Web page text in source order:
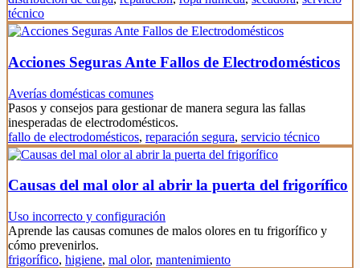
técnico
Acciones Seguras Ante Fallos de Electrodomésticos
Averías domésticas comunes
Pasos y consejos para gestionar de manera segura las fallas
inesperadas de electrodomésticos.
fallo de electrodomésticos, reparación segura, servicio técnico
Causas del mal olor al abrir la puerta del frigorífico
Uso incorrecto y configuración
Aprende las causas comunes de malos olores en tu frigorífico y
cómo prevenirlos.
frigorífico, higiene, mal olor, mantenimiento